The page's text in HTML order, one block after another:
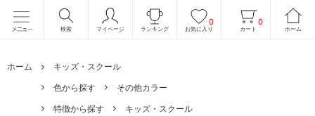
検索 マイページ ランキング
0
お気に入り
0
カート ホーム
ホーム
キッズ・スクール
色から探す
その他カラー
特徴から探す
キッズ・スクール